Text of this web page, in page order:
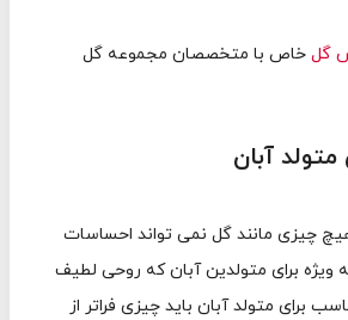
گل خاص با متخصصان مجموعه گل
آبان
چیزی مانند گل نمی تواند احساسات
ویژه برای متولدین آبان که روحی لطیف
برای متولد آبان باید چیزی فراتر از